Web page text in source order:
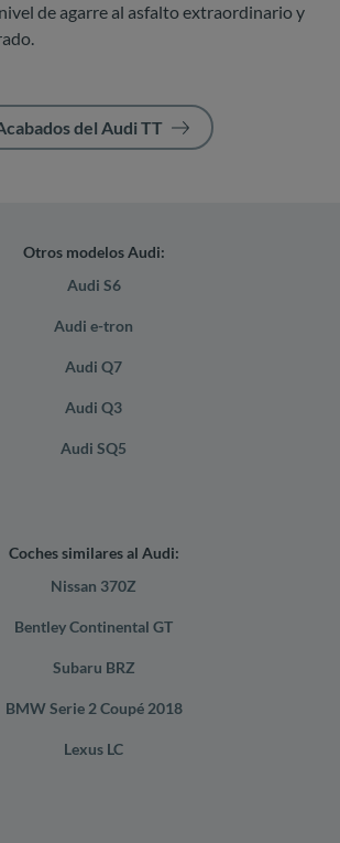
de agarre al asfalto extraordinario y
del Audi TT
Otros modelos Audi:
Audi S6
Audi e-tron
Audi Q7
Audi Q3
Audi SQ5
Coches similares al Audi:
Nissan 370Z
Bentley Continental GT
Subaru BRZ
BMW Serie 2 Coupé 2018
Lexus LC